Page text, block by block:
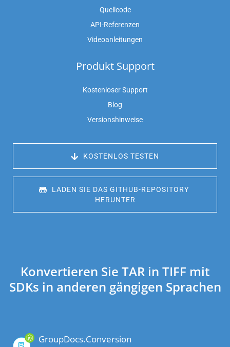
Quellcode
API-Referenzen
Videoanleitungen
Produkt Support
Kostenloser Support
Blog
Versionshinweise
KOSTENLOS TESTEN
LADEN SIE DAS GITHUB-REPOSITORY
HERUNTER
Konvertieren Sie TAR in TIFF mit
SDKs in anderen gängigen Sprachen
GroupDocs.Conversion